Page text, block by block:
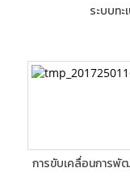
ระบบท
การขับเคลื่อนการ